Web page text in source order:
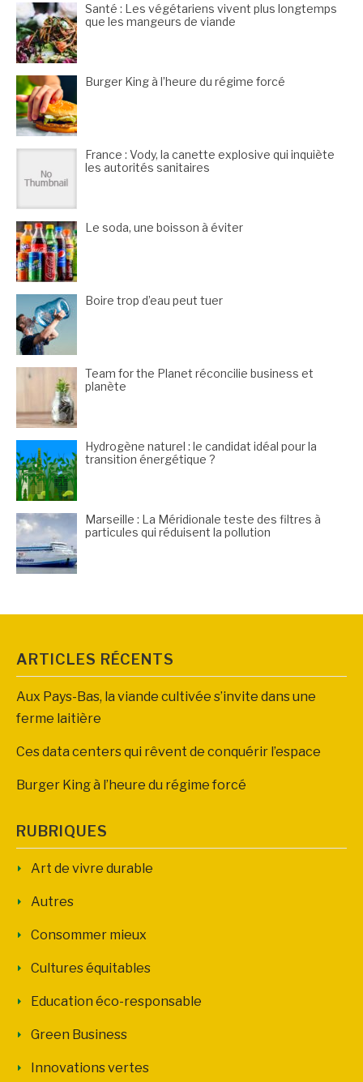
Santé : Les végétariens vivent plus longtemps
que les mangeurs de viande
Burger King à l’heure du régime forcé
France : Vody, la canette explosive qui inquiète
les autorités sanitaires
Le soda, une boisson à éviter
Boire trop d’eau peut tuer
Team for the Planet réconcilie business et
planète
Hydrogène naturel : le candidat idéal pour la
transition énergétique ?
Marseille : La Méridionale teste des filtres à
particules qui réduisent la pollution
ARTICLES RÉCENTS
Aux Pays-Bas, la viande cultivée s’invite dans une
ferme laitière
Ces data centers qui rêvent de conquérir l’espace
Burger King à l’heure du régime forcé
RUBRIQUES
Art de vivre durable
Autres
Consommer mieux
Cultures équitables
Education éco-responsable
Green Business
Innovations vertes